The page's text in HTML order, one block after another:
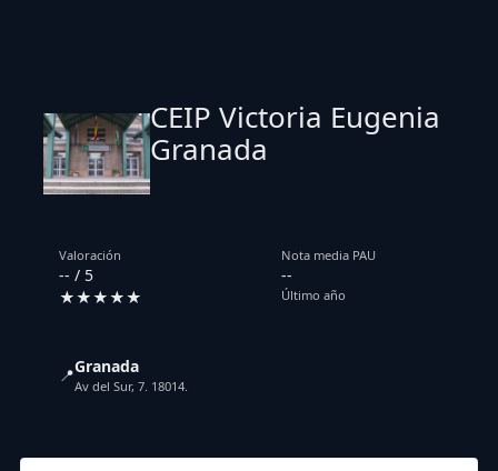
CEIP Victoria Eugenia
Granada
Valoración
-- / 5
★★★★★
Nota media PAU
--
Último año
📍Granada
Av del Sur, 7. 18014.